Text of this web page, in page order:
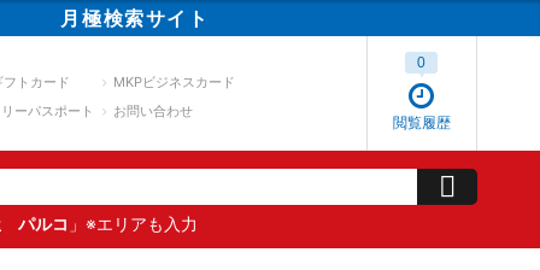
月極検索サイト
フトカード
MKPビジネスカード
ーパスポート
お問い合わせ
閲覧履歴
0
パルコ 」※エリアも入力